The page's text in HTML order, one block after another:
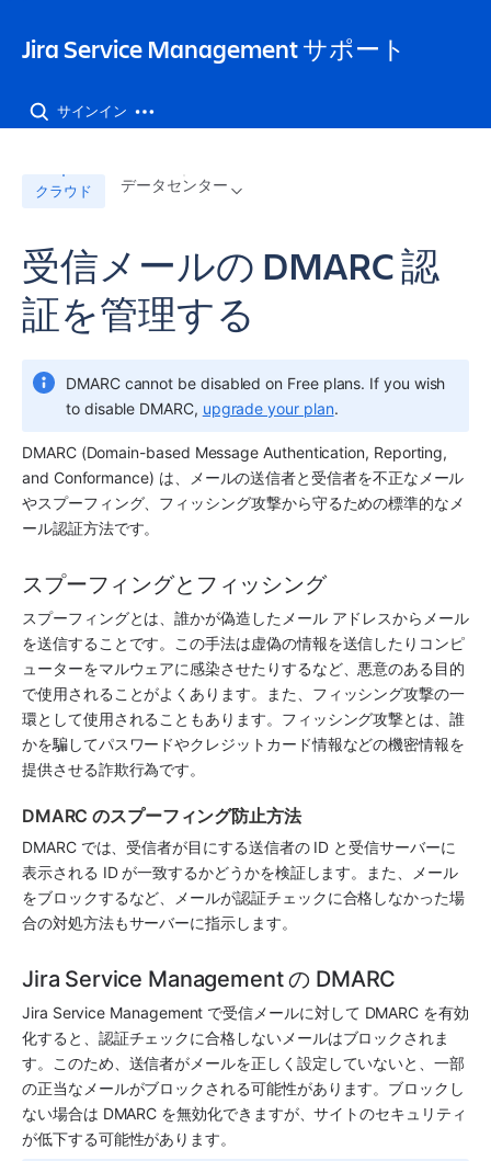
Jira Service Management サポート
サインイン
クラウド データセンター
受信メールの DMARC 認
証を管理する
DMARC cannot be disabled on Free plans. If you wish
to disable DMARC, upgrade your plan.
DMARC (Domain-based Message Authentication, Reporting,
and Conformance) は、メールの送信者と受信者を不正なメール
やスプーフィング、フィッシング攻撃から守るための標準的なメ
ール認証方法です。
スプーフィングとフィッシング
スプーフィングとは、誰かが偽造したメール アドレスからメール
を送信することです。この手法は虚偽の情報を送信したりコンピ
ューターをマルウェアに感染させたりするなど、悪意のある目的
で使用されることがよくあります。また、フィッシング攻撃の一
環として使用されることもあります。フィッシング攻撃とは、誰
かを騙してパスワードやクレジットカード情報などの機密情報を
提供させる詐欺行為です。
DMARC のスプーフィング防止方法
DMARC では、受信者が目にする送信者の ID と受信サーバーに
表示される ID が一致するかどうかを検証します。また、メール
をブロックするなど、メールが認証チェックに合格しなかった場
合の対処方法もサーバーに指示します。
Jira Service Management の DMARC
Jira Service Management で受信メールに対して DMARC を有効
化すると、認証チェックに合格しないメールはブロックされま
す。このため、送信者がメールを正しく設定していないと、一部
の正当なメールがブロックされる可能性があります。ブロックし
ない場合は DMARC を無効化できますが、サイトのセキュリティ
が低下する可能性があります。